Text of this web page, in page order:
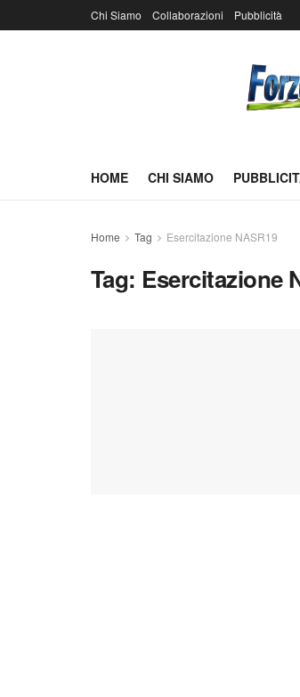
Chi Siamo Collaborazioni Pubblicità
HOME CHI SIAMO
Home Tag Esercitazione NASR19
Tag: Esercitazione